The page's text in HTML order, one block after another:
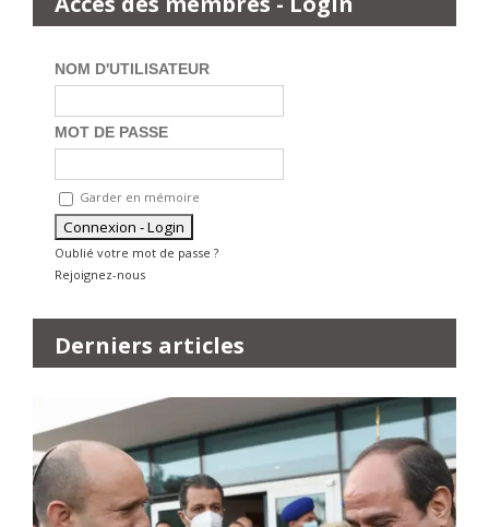
NOM D'UTILISATEUR
MOT DE PASSE
Garder en mémoire
Oublié votre mot de passe ?
Rejoignez-nous
Derniers articles